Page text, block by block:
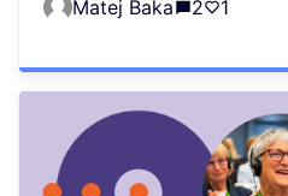
Matej Baka 2 1